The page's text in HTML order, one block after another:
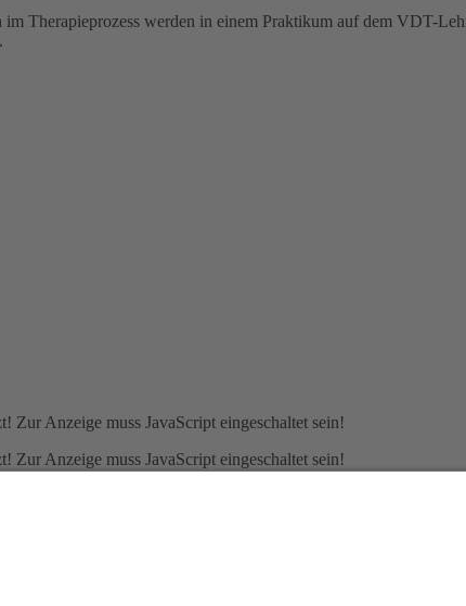
Therapieprozess werden in einem Praktikum auf dem VDT-
Zur Anzeige muss JavaScript eingeschaltet sein!
Zur Anzeige muss JavaScript eingeschaltet sein!